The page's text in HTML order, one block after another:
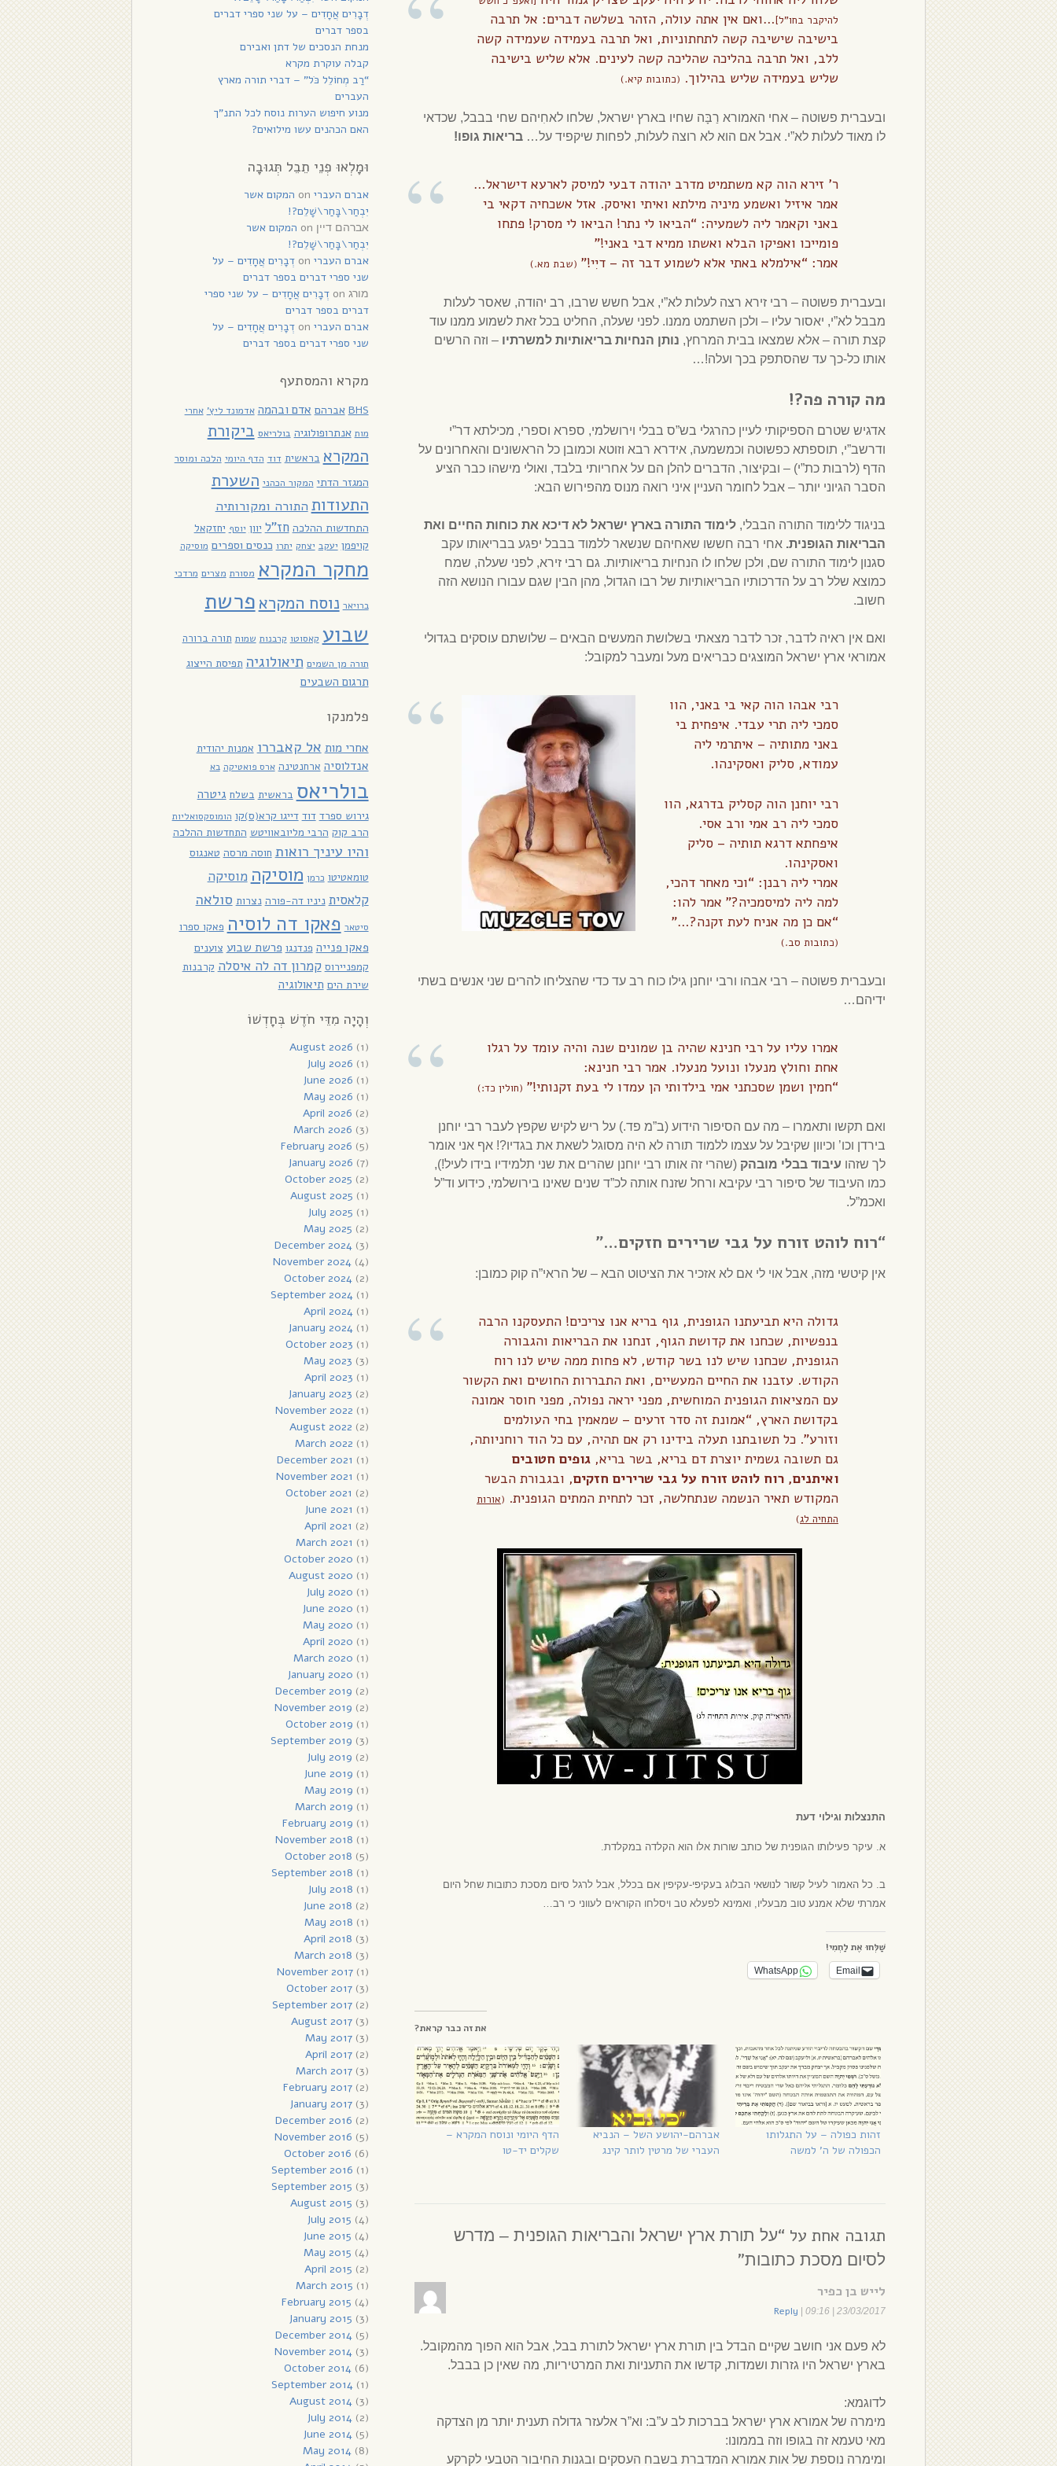
להיקבר בחו”ל]…ואם אין אתה עולה, הזהר בשלשה דברים: אל תרבה
בישיבה שישיבה קשה לתחתוניות, ואל תרבה בעמידה שעמידה קשה
ללב, ואל תרבה בהליכה שהליכה קשה לעינים. אלא שליש בישיבה
שליש בעמידה שליש בהילוך. (כתובות קיא.)
ובעברית פשוטה – אחי האמורא רַבָּה שחיו בארץ ישראל, שלחו לאחִיהם שחי בבבל, שכדאי
לו מאוד לעלות לא”י. אבל אם הוא לא רוצה לעלות, לפחות שיקפיד על… בריאות גופו!
ר’ זירא הוה קא משתמיט מדרב יהודה דבעי למיסק לארעא דישראל…
אמר איזיל ואשמע מיניה מילתא ואיתי ואיסק. אזל אשכחיה דקאי בי
באני וקאמר ליה לשמעיה: “הביאו לי נתר! הביאו לי מסרק! פתחו
פומייכו ואפיקו הבלא ואשתו ממיא דבי באני!”
אמר: “אילמלא באתי אלא לשמוע דבר זה – דיִי!” (שבת מא.)
ובעברית פשוטה – רבי זירא רצה לעלות לא”י, אבל חשש שרבו, רב יהודה, שאסר לעלות
מבבל לא”י, יאסור עליו – ולכן השתמט ממנו. לפני שעלה, החליט בכל זאת לשמוע ממנו עוד
קצת תורה – אלא שמצאו בבית המרחץ, נותן הנחיות בריאותיות למשרתיו – וזה הרשים
אותו כל-כך עד שהסתפק בכך ועלה!…
מה קורה פה?!
אדגיש שטרם הספיקותי לעיין כהרגלי בש”ס בבלי וירושלמי, ספרא וספרי, מכילתא דר”י
ודרשב”י, תוספתא כפשוטה וכמשמעה, אידרא רבא וזוטא וכמובן כל הראשונים והאחרונים על
הדף (לרבות כת”י) – ובקיצור, הדברים להלן הם על אחריותי בלבד, ואולי מישהו כבר הציע
הסבר הגיוני יותר – אבל לחומר העניין איני רואה מנוס מהפירוש הבא:
בניגוד ללימוד התורה הבבלי, לימוד התורה בארץ ישראל לא דיכא את כוחות החיים ואת
הבריאות הגופנית. אחי רבה חששו שאחיהם שנשאר ללמוד בבבל יפגע בבריאותו עקב
סגנון לימוד התורה שם, ולכן שלחו לו הנחיות בריאותיות. גם רבי זירא, לפני שעלה, שמח
כמוצא שלל רב על הדרכותיו הבריאותיות של רבו הגדול, מהן הבין שגם עבורו הנושא הזה
חשוב.
ואם אין ראיה לדבר, זכר לדבר מצאתי בשלושת המעשים הבאים – שלושתם עוסקים בגדולי
אמוראי ארץ ישראל המוצגים כבריאים מעל ומעבר למקובל:
רבי אבהו הוה קאי בי באני, הוו
סמכי ליה תרי עבדי. איפחית בי
באני מתותיה – איתרמי ליה
עמודא, סליק ואסקינהו.
רבי יוחנן הוה קסליק בדרגא, הוו
סמכי ליה רב אמי ורב אסי.
איפחתא דרגא תותיה – סליק
ואסקינהו.
אמרי ליה רבנן: “וכי מאחר דהכי,
למה ליה למיסמכיה?” אמר להו:
“אם כן מה אניח לעת זקנה?…”
(כתובות סב.)
ובעברית פשוטה – רבי אבהו ורבי יוחנן גילו כוח רב עד כדי שהצליחו להרים שני אנשים בשתי
ידיהם…
אמרו עליו על רבי חנינא שהיה בן שמונים שנה והיה עומד על רגלו
אחת וחולץ מנעלו ונועל מנעלו. אמר רבי חנינא:
“חמין ושמן שסכתני אמי בילדותי הן עמדו לי בעת זקנותי!” (חולין כד:)
ואם תקשו ותאמרו – מה עם הסיפור הידוע (ב”מ פד.) על ריש לקיש שקפץ לעבר רבי יוחנן
בירדן וכו’ וכיוון שקיבל על עצמו ללמוד תורה לא היה מסוגל לשאת את בגדיו?! אף אני אומר
לך שזהו עיבוד בבלי מובהק (שהרי זה אותו רבי יוחנן שהרים את שני תלמידיו בידו לעיל!),
כמו העיבוד של סיפור רבי עקיבא ורחל שזנח אותה לכ”ד שנים שאינו בירושלמי, כידוע וד”ל
ואכמ”ל.
“רוח לוהט זורח על גבי שרירים חזקים…”
אין קיטשי מזה, אבל אוי לי אם לא אזכיר את הציטוט הבא – של הראי”ה קוק כמובן:
גדולה היא תביעתנו הגופנית, גוף בריא אנו צריכים! התעסקנו הרבה
בנפשיות, שכחנו את קדושת הגוף, זנחנו את הבריאות והגבורה
הגופנית, שכחנו שיש לנו בשר קודש, לא פחות ממה שיש לנו רוח
הקודש. עזבנו את החיים המעשיים, ואת התבררות החושים ואת הקשור
עם המציאות הגופנית המוחשית, מפני יראה נפולה, מפני חוסר אמונה
בקדושת הארץ, “אמונת זה סדר זרעים – שמאמין בחי העולמים
וזורע”. כל תשובתנו תעלה בידינו רק אם תהיה, עם כל הוד רוחניותה,
גם תשובה גשמית יוצרת דם בריא, בשר בריא, גופים חטובים
ואיתנים, רוח לוהט זורח על גבי שרירים חזקים, ובגבורת הבשר
המקודש תאיר הנשמה שנתחלשה, זכר לתחית המתים הגופנית. (אורות
התחיה לג)
התנצלות וגילוי דעת
א. עיקר פעילותו הגופנית של כותב שורות אלו הוא הקלדה במקלדת.
ב. כל האמור לעיל קשור לנושאי הבלוג בעקיפי-עקיפין אם בכלל, אבל לרגל סיום מסכת כתובות שחל היום
אמרתי שלא אמנע טוב מבעליו, ואמינא לפעלא טב ויסלחו הקוראים לעווני כי רב…
שַׁלְּחוּ אֶת לַחְמִי!
Email
WhatsApp
את זה כבר קראת?
הדף היומי ונוסח המקרא –
שקלים יד-טו
אברהם-יהושע השל – הנביא
העברי של מרטין לותר קינג
זהות כפולה – על התגלותו
הכפולה של ה’ למשה
תגובה אחת על “על תורת ארץ ישראל והבריאות הגופנית – מדרש
לסיום מסכת כתובות”
לייש בן כפיר
23/03/2017 | 09:16
Reply
לא פעם אני חושב שקיים הבדל בין תורת ארץ ישראל לתורת בבל, אבל הוא הפוך מהמקובל.
בארץ ישראל היו גזרות ושמדות, קדשו את התעניות ואת המרטיריות, מה שאין כן בבבל.
לדוגמא:
מימרה של אמורא ארץ ישראל בברכות לב ע”ב: וא”ר אלעזר גדולה תענית יותר מן הצדקה
מאי טעמא זה בגופו וזה בממונו:
ומימרה נוספת של אות אמורא המדברת בשבח העסקים ובגנות החיבור הטבעי לקרקע
דְבָרִים אֲחָדִים – על שני ספרי דברים
בספר דברים
מנחת הנסכים של דתן ואבירם
קבלה עוקרת מקרא
“רַב מְחוֹלֵל כֹּל” – דברי תורה מארץ
העברים
מנוע חיפוש הערות נוסח לכל התנ”ך
האם הכהנים עשו מילואים?
וּמָלְאוּ פְנֵי תֵבֵל תְּגוּבָה
אברם העברי
המקום אשר
יִבְחַר\בָּחַר\שָׁלֵם?!
אברהם דיין
המקום אשר
יִבְחַר\בָּחַר\שָׁלֵם?!
אברם העברי
דְבָרִים אֲחָדִים – על
שני ספרי דברים בספר דברים
מורג
דְבָרִים אֲחָדִים – על שני ספרי
דברים בספר דברים
אברם העברי
דְבָרִים אֲחָדִים – על
שני ספרי דברים בספר דברים
מקרא והמסתעף
BHS אברהם אדם ובהמה אדמונד ליץ' אחרי
מות אנתרופולוגיה בולריאס ביקורת
המקרא בראשית דוד הדף היומי הלכה ומוסר
המגזר הדתי המקור הכהני השערת
התעודות התורה ומקורותיה
התחדשות ההלכה חז"ל יוון יוסף יחזקאל
קויפמן יעקב יצחק יתרו כנסים וספרים מוסיקה
מחקר המקרא מסורת מצרים מרדכי
ברויאר נוסח המקרא פרשת
שבוע קאסוטו קרבנות שמות תורה ברורה
תורה מן השמים תיאולוגיה תפיסת הייצוג
תרגום השבעים
פלמנקו
אחרי מות אל קאבררו אמנות יהודית
אנדלוסיה ארחנטינה ארס פואטיקה בא
בולריאס בראשית בשלח גיטרה
גירוש ספרד דוד דייגו קרא(ס)קו הומוסקסואליות
הרב קוק הרבי מליובאוויטש התחדשות ההלכה
והיו עיניך רואות חוסה מרסה טאנגוס
טומאטיטו כרמן מוסיקה מוסיקה
קלאסית ניניו דה-פורה נצרות סולאה
סיטאר פאקו דה לוסיה פאקו ספרו
פאקו פנייה פנדנגו פרשת שבוע צוענים
קמפניירוס קמרון דה לה איסלה קרבנות
שירת הים תיאולוגיה
וְהָיָה מִדֵּי חֹדֶשׁ בְּחָדְשׁוֹ
August 2026 (1)
July 2026 (1)
June 2026 (1)
May 2026 (1)
April 2026 (2)
March 2026 (3)
February 2026 (5)
January 2026 (7)
October 2025 (2)
August 2025 (1)
July 2025 (1)
May 2025 (2)
December 2024(3)
November 2024(4)
October 2024(2)
September 2024(1)
April 2024(1)
January 2024(1)
October 2023 (1)
May 2023 (3)
April 2023 (1)
January 2023 (2)
November 2022 (1)
August 2022 (2)
March 2022 (1)
December 2021 (1)
November 2021 (1)
October 2021 (2)
June 2021 (1)
April 2021 (2)
March 2021 (1)
October 2020 (1)
August 2020 (1)
July 2020 (1)
June 2020 (1)
May 2020 (1)
April 2020 (1)
March 2020 (1)
January 2020 (1)
December 2019 (2)
November 2019 (2)
October 2019 (1)
September 2019 (3)
July 2019 (2)
June 2019 (1)
May 2019 (1)
March 2019 (1)
February 2019 (1)
November 2018 (1)
October 2018 (5)
September 2018 (1)
July 2018 (1)
June 2018 (2)
May 2018 (1)
April 2018 (3)
March 2018 (3)
November 2017(1)
October 2017(3)
September 2017(2)
August 2017(3)
May 2017(3)
April 2017(2)
March 2017(3)
February 2017(2)
January 2017(3)
December 2016 (2)
November 2016 (5)
October 2016 (6)
September 2016 (1)
September 2015 (3)
August 2015 (3)
July 2015 (4)
June 2015 (4)
May 2015 (4)
April 2015 (2)
March 2015 (1)
February 2015 (4)
January 2015 (3)
December 2014(5)
November 2014(3)
October 2014(6)
September 2014(1)
August 2014(3)
July 2014(2)
June 2014(5)
May 2014(8)